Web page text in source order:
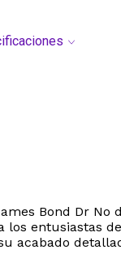
Bond Dr
entusiastas
acabado